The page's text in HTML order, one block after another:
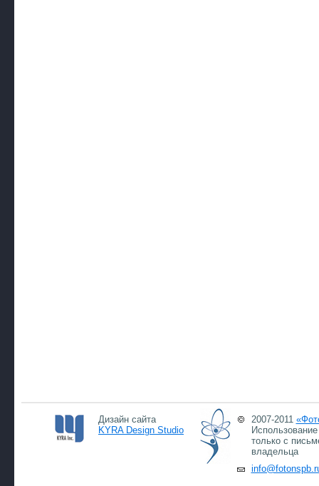
Дизайн сайта
KYRA Design Studio
2007-2011
только с
владельца